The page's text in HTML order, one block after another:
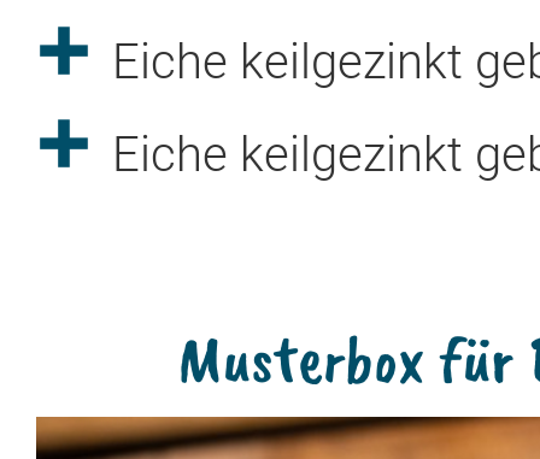
Eiche keilgezinkt
Eiche keilgezinkt
Musterbox für